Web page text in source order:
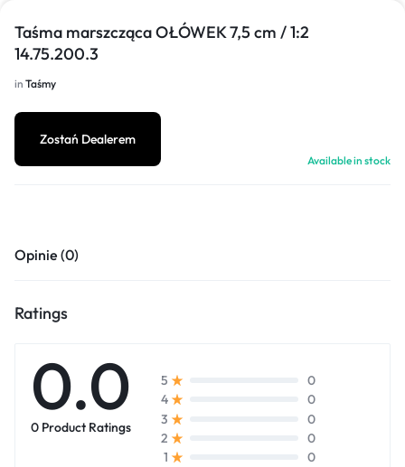
Taśma marszcząca OŁÓWEK 7,5 cm / 1:2
14.75.200.3
in Taśmy
Zostań Dealerem
Available in stock
Opinie (0)
Ratings
0.0
0 Product Ratings
5
0
4
0
3
0
2
0
1
0